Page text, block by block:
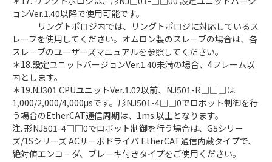
ョンVer.1.40以降で使用可能です。
リングトポロジ内では、リングトポロジに対応しているス
レーブを使用してください。オムロン製のスレーブの場合は、各
スレーブのユーザーズマニュアルを参照してください。
＊18.設定ユニットバージョンVer.1.40未満の場合、4フレーム以
内とします。
＊19.NJ301 CPUユニットVer.1.02以前、NJ501-R□□□は
1,000/2,000/4,000μsです。形NJ501-4□□0でロボット制御を行
う場合のEtherCAT通信周期は、1ms 以上となります。
注. 形NJ501-4□□0でロボット制御を行う場合は、G5シリー
ズ/1Sシリーズ ACサーボドライバ EtherCAT通信内蔵タイプで、
絶対値エンコーダ、ブレーキ付きタイプをご使用ください。